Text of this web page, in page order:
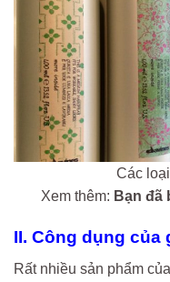
Các
Xem thêm: Bạn đã
II. Công dụng của
Rất nhiều sản phẩm